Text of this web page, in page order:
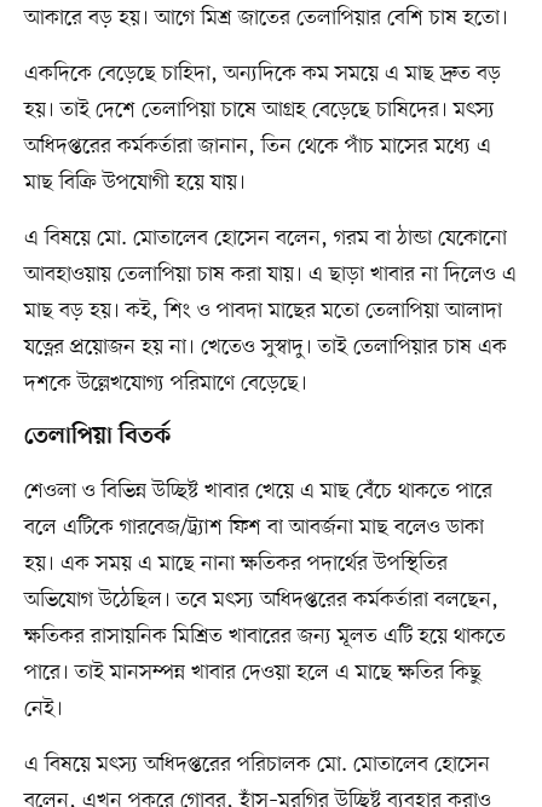
আকারে বড় হয়। আগে মিশ্র জাতের তেলাপিয়ার বেশি চাষ হতো।
একদিকে বেড়েছে চাহিদা, অন্যদিকে কম সময়ে এ মাছ দ্রুত বড়
হয়। তাই দেশে তেলাপিয়া চাষে আগ্রহ বেড়েছে চাষিদের। মৎস্য
অধিদপ্তরের কর্মকর্তারা জানান, তিন থেকে পাঁচ মাসের মধ্যে এ
মাছ বিক্রি উপযোগী হয়ে যায়।
এ বিষয়ে মো. মোতালেব হোসেন বলেন, গরম বা ঠান্ডা যেকোনো
আবহাওয়ায় তেলাপিয়া চাষ করা যায়। এ ছাড়া খাবার না দিলেও এ
মাছ বড় হয়। কই, শিং ও পাবদা মাছের মতো তেলাপিয়া আলাদা
যত্নের প্রয়োজন হয় না। খেতেও সুস্বাদু। তাই তেলাপিয়ার চাষ এক
দশকে উল্লেখযোগ্য পরিমাণে বেড়েছে।
তেলাপিয়া বিতর্ক
শেওলা ও বিভিন্ন উচ্ছিষ্ট খাবার খেয়ে এ মাছ বেঁচে থাকতে পারে
বলে এটিকে গারবেজ/ট্র্যাশ ফিশ বা আবর্জনা মাছ বলেও ডাকা
হয়। এক সময় এ মাছে নানা ক্ষতিকর পদার্থের উপস্থিতির
অভিযোগ উঠেছিল। তবে মৎস্য অধিদপ্তরের কর্মকর্তারা বলছেন,
ক্ষতিকর রাসায়নিক মিশ্রিত খাবারের জন্য মূলত এটি হয়ে থাকতে
পারে। তাই মানসম্পন্ন খাবার দেওয়া হলে এ মাছে ক্ষতির কিছু
নেই।
এ বিষয়ে মৎস্য অধিদপ্তরের পরিচালক মো. মোতালেব হোসেন